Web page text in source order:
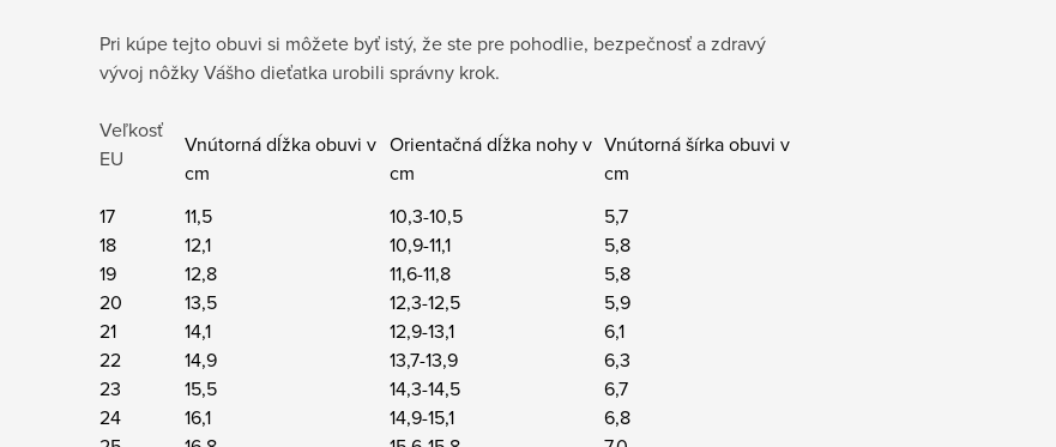
Pri kúpe tejto obuvi si môžete byť istý, že ste pre pohodlie, bezpečnosť a zdravý
vývoj nôžky Vášho dieťatka urobili správny krok.
Veľkosť
EU
Vnútorná dĺžka obuvi v
cm
Orientačná dĺžka nohy v
cm
Vnútorná šírka obuvi v
cm
17
11,5 10,3-10,5
5,7
18
12,1 10,9-11,1
5,8
19
12,8 11,6-11,8
5,8
20
13,5 12,3-12,5
5,9
21
14,1 12,9-13,1
6,1
22
14,9 13,7-13,9
6,3
23
15,5 14,3-14,5
6,7
24
16,1 14,9-15,1
6,8